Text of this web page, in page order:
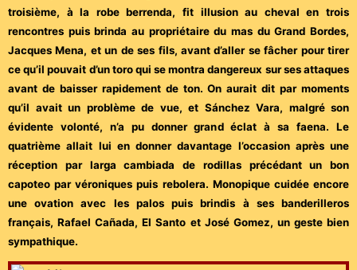
troisième, à la robe berrenda, fit illusion au cheval en trois
rencontres puis brinda au propriétaire du mas du Grand Bordes,
Jacques Mena, et un de ses fils, avant d’aller se fâcher pour tirer
ce qu’il pouvait d’un toro qui se montra dangereux sur ses attaques
avant de baisser rapidement de ton. On aurait dit par moments
qu’il avait un problème de vue, et Sánchez Vara, malgré son
évidente volonté, n’a pu donner grand éclat à sa faena. Le
quatrième allait lui en donner davantage l’occasion après une
réception par larga cambiada de rodillas précédant un bon
capoteo par véroniques puis rebolera. Monopique cuidée encore
une ovation avec les palos puis brindis à ses banderilleros
français, Rafael Cañada, El Santo et José Gomez, un geste bien
sympathique.